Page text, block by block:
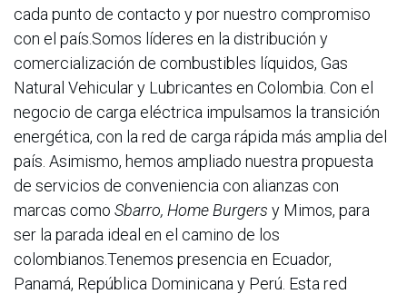
cada punto de contacto y por nuestro compromiso
con el país.Somos líderes en la distribución y
comercialización de combustibles líquidos, Gas
Natural Vehicular y Lubricantes en Colombia. Con el
negocio de carga eléctrica impulsamos la transición
energética, con la red de carga rápida más amplia del
país. Asimismo, hemos ampliado nuestra propuesta
de servicios de conveniencia con alianzas con
marcas como Sbarro, Home Burgers y Mimos, para
ser la parada ideal en el camino de los
colombianos.Tenemos presencia en Ecuador,
Panamá, República Dominicana y Perú. Esta red